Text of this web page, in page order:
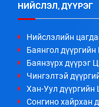
НИЙСЛЭЛ, ДҮҮРЭГ
Нийслэлийн
Баянгол дүүргийн
Баянзүрх дүүрэг
Чингэлтэй
Хан-Уул дүүргийн
Сонгино хайрхан